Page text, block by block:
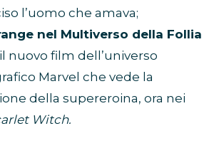
l’uomo che amava;
nel Multiverso della Follia
nuovo film dell’universo
Marvel che vede la
della supereroina, ora nei
Witch.